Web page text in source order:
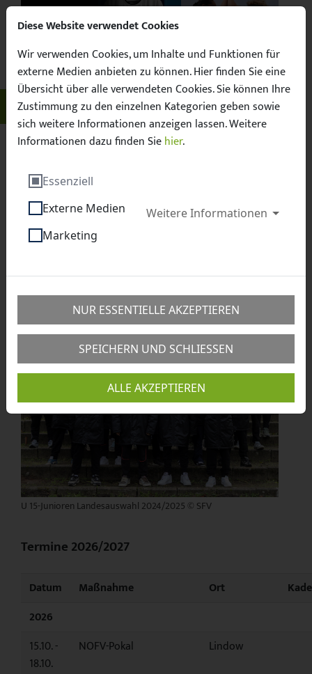
Facebook
X / Twitter
Instagram
YouTubeSuche
Unser Sachsen. Euer Fussball. Menü
Sächsischer Fußball-Verband e.V.
Landesauswahlmannschaften
U 15-Junioren
U 15-Junioren Landesauswahl 2024/2025 © SFV
Termine 2026/2027
Datum Maßnahme Ort
2026
15.10. -
18.10.
NOFV-Pokal Lindow
Diese Website verwendet Cookies
Wir verwenden Cookies, um Inhalte und Funktionen für
externe Medien anbieten zu können. Hier finden Sie eine
Übersicht über alle verwendeten Cookies. Sie können Ihre
Zustimmung zu den einzelnen Kategorien geben sowie
sich weitere Informationen anzeigen lassen. Weitere
Informationen dazu finden Siehier.
Essenziell
Externe Medien
Marketing
Weitere Informationen
NUR ESSENTIELLE AKZEPTIEREN
SPEICHERN UND SCHLIESSEN
ALLE AKZEPTIEREN